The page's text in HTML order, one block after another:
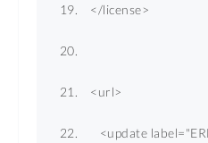
</license>
<url>
<update label=